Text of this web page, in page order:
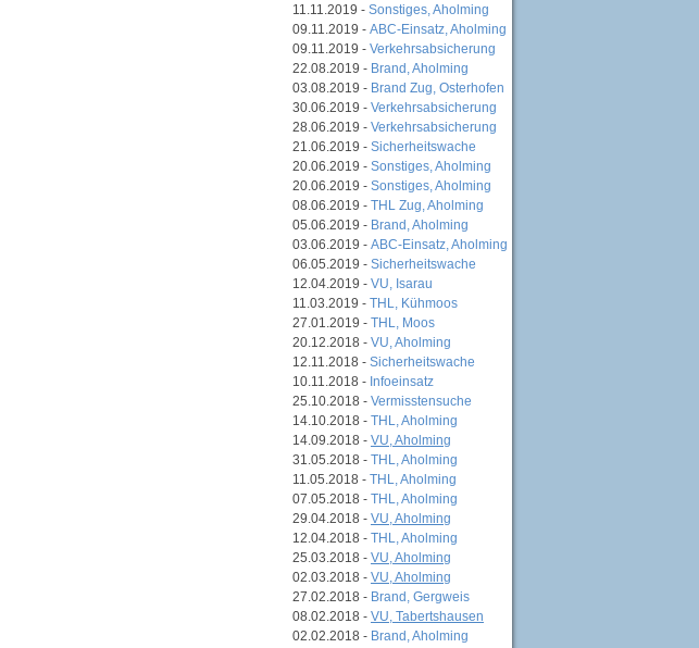
11.11.2019 - Sonstiges, Aholming
09.11.2019 - ABC-Einsatz, Aholming
09.11.2019 - Verkehrsabsicherung
22.08.2019 - Brand, Aholming
03.08.2019 - Brand Zug, Osterhofen
30.06.2019 - Verkehrsabsicherung
28.06.2019 - Verkehrsabsicherung
21.06.2019 - Sicherheitswache
20.06.2019 - Sonstiges, Aholming
20.06.2019 - Sonstiges, Aholming
08.06.2019 - THL Zug, Aholming
05.06.2019 - Brand, Aholming
03.06.2019 - ABC-Einsatz, Aholming
06.05.2019 - Sicherheitswache
12.04.2019 - VU, Isarau
11.03.2019 - THL, Kühmoos
27.01.2019 - THL, Moos
20.12.2018 - VU, Aholming
12.11.2018 - Sicherheitswache
10.11.2018 - Infoeinsatz
25.10.2018 - Vermisstensuche
14.10.2018 - THL, Aholming
14.09.2018 - VU, Aholming
31.05.2018 - THL, Aholming
11.05.2018 - THL, Aholming
07.05.2018 - THL, Aholming
29.04.2018 - VU, Aholming
12.04.2018 - THL, Aholming
25.03.2018 - VU, Aholming
02.03.2018 - VU, Aholming
27.02.2018 - Brand, Gergweis
08.02.2018 - VU, Tabertshausen
02.02.2018 - Brand, Aholming